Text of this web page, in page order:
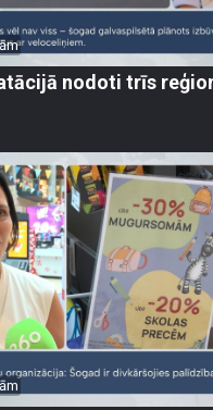
nodoti trīs